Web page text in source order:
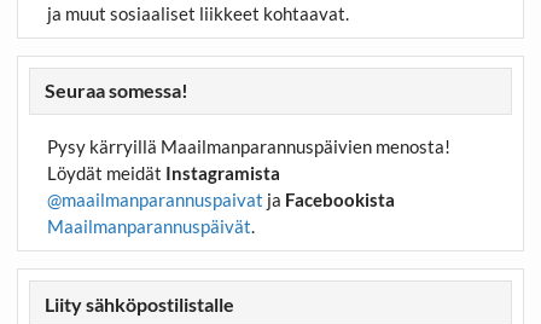
ja muut sosiaaliset liikkeet kohtaavat.
Seuraa somessa!
Pysy kärryillä Maailmanparannuspäivien menosta!
Löydät meidät Instagramista
@maailmanparannuspaivat ja Facebookista
Maailmanparannuspäivät.
Liity sähköpostilistalle